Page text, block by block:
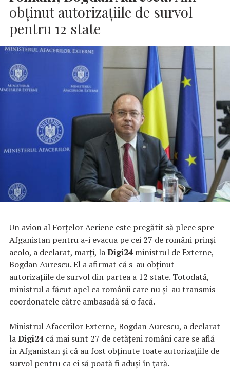
obținut autorizațiile de survol
pentru 12 state
Un avion al Forțelor Aeriene este pregătit să plece spre
Afganistan pentru a-i evacua pe cei 27 de români prinși
acolo, a declarat, marți, laDigi24 ministrul de Externe,
Bogdan Aurescu. El a afirmat că s-au obținut
autorizațiile de survol din partea a 12 state. Totodată,
ministrul a făcut apel ca românii care nu și-au transmis
coordonatele către ambasadă să o facă.
Ministrul Afacerilor Externe, Bogdan Aurescu, a declarat
laDigi24 că mai sunt 27 de cetățeni români care se află
în Afganistan și că au fost obținute toate autorizațiile de
survol pentru ca ei să poată fi aduși în țară.